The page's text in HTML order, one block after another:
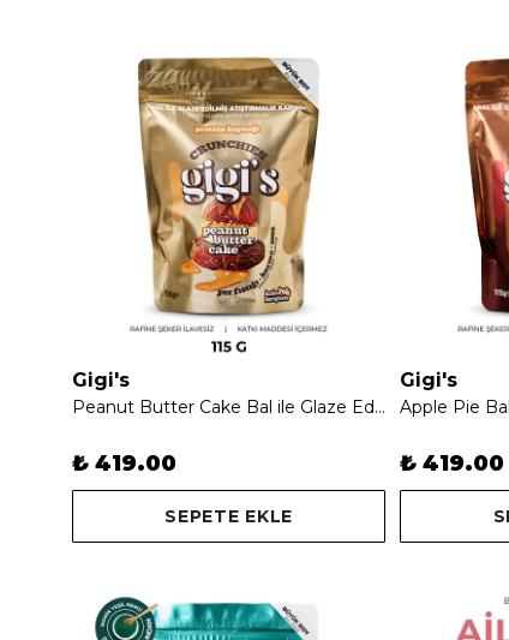
Gigi's
Peanut Butter Cake Bal ile Glaze Edilmiş Crunchie Karışım
₺ 419.00
SEPETE EKLE
Gigi's
₺ 419.00